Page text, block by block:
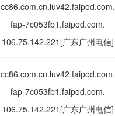
cc86.com.cn.luv42.faipod.com.
fap-7c053fb1.faipod.com.
106.75.142.221[广东广州电信]
cc86.com.cn.luv42.faipod.com.
fap-7c053fb1.faipod.com.
106.75.142.221[广东广州电信]